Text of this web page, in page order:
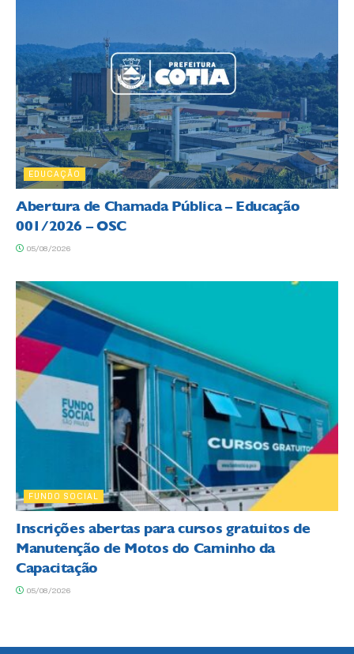
EDUCAÇÃO
Abertura de Chamada Pública – Educação
001/2026 – OSC
05/08/2026
FUNDO SOCIAL
Inscrições abertas para cursos gratuitos de
Manutenção de Motos do Caminho da
Capacitação
05/08/2026